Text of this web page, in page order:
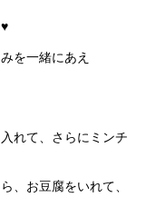
を一緒にあえ
れて、さらにミンチ
、お豆腐をいれて、